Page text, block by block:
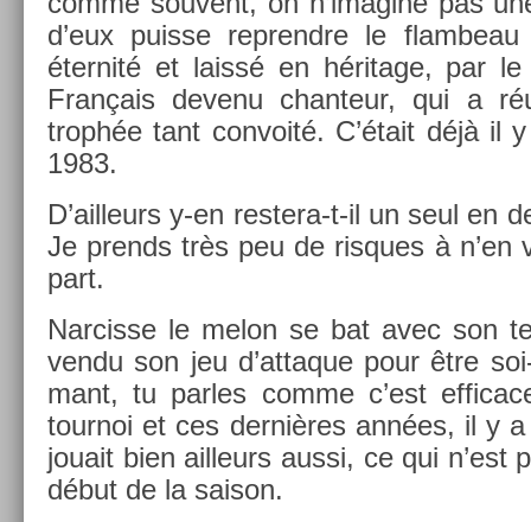
d’eux puis­se re­prendre le
éter­nité et laissé en héritage, par le
Français de­venu chan­teur, qui a
trophée tant con­voité. C’était déjà il
1983.
D’ail­leurs y-en restera-t-il un seul en
Je pre­nds très peu de ris­ques à n’en
part.
Nar­cisse le melon se bat avec son
vendu son jeu d’at­taque pour être
mant, tu par­les comme c’est
tour­noi et ces dernières années, il y
jouait bien ail­leurs aussi, ce qui n’est
début de la saison.